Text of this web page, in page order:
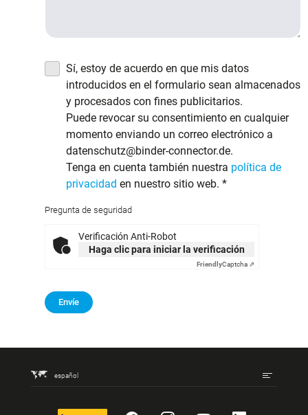
Sí, estoy de acuerdo en que mis datos
introducidos en el formulario sean almacenados
y procesados con fines publicitarios.
Puede revocar su consentimiento en cualquier
momento enviando un correo electrónico a
datenschutz@binder-connector.de.
Tenga en cuenta también nuestra política de
privacidad en nuestro sitio web. *
Pregunta de seguridad
Verificación Anti-Robot
Haga clic para iniciar la verificación
FriendlyCaptcha ⇗
Envíe
español